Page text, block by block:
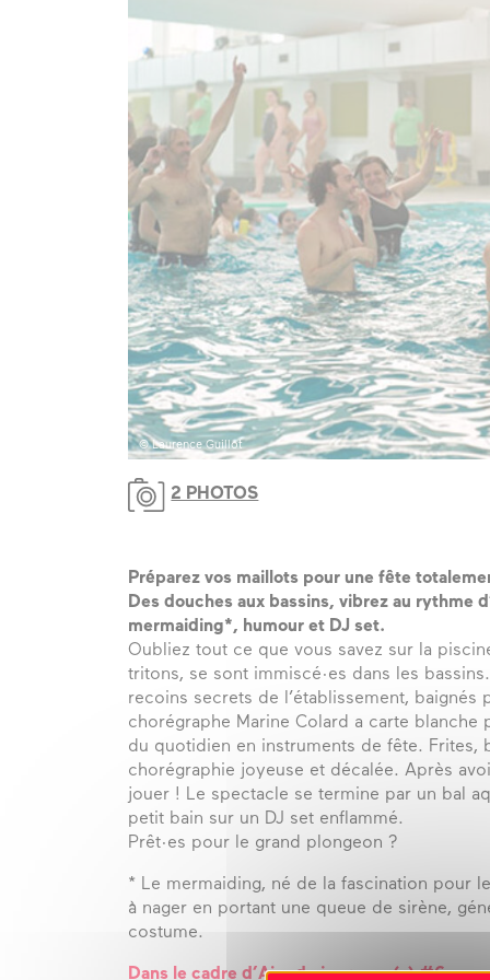
© Laurence Guillot
2 PHOTOS
Préparez vos maillots pour une fête
Des douches aux bassins, vibrez au rythme
mermaiding*, humour et DJ set.
Oubliez tout ce que vous savez sur la
tritons, se sont immiscé·es dans les
recoins secrets de l’établissement, baignés
chorégraphe Marine Colard a carte
du quotidien en instruments de fête. Frites,
chorégraphie joyeuse et décalée. Après
jouer ! Le spectacle se termine par un bal
petit bain sur un DJ set enflammé.
Prêt·es pour le grand plongeon ?
* Le mermaiding, né de la fascination pour
à nager en portant une queue de sirène,
costume.
Dans le cadre d’Aire de jeunesse(s) #6